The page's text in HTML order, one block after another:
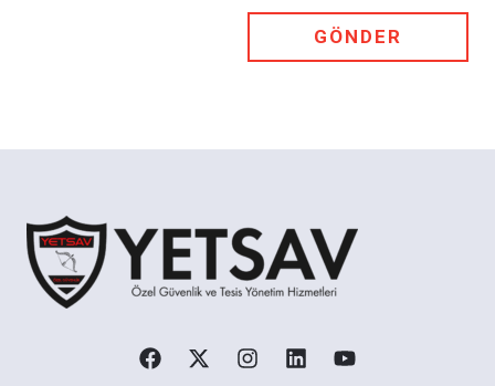
GÖNDER
i
i
e
l
s